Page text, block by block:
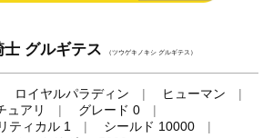
士 グルギテス （ツウゲキノキシ グルギテス）
ロイヤルパラディン
ヒューマン
ュアリ
グレード 0
ティカル 1
シールド 10000